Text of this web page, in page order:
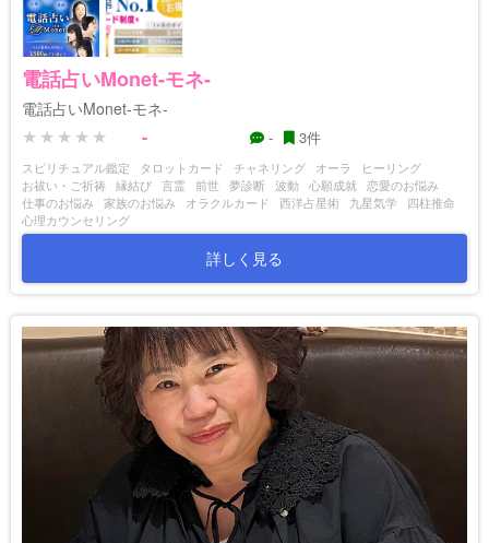
電話占いMonet-モネ-
電話占いMonet-モネ-
- - 3件
スピリチュアル鑑定 タロットカード チャネリング オーラ
ヒーリング
お祓い・ご祈祷 縁結び 言霊 前世 夢診断 波動 心願成就
恋愛のお悩み
仕事のお悩み
家族のお悩み オラクルカード 西洋占星術 九星気学
四柱推命
心理カウンセリング
詳しく見る